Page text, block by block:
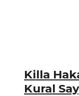
Killa
Kural